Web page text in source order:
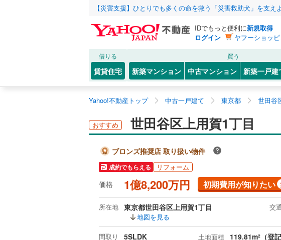
【災害支援】ひとりでも多くの命を救う「災害救助犬」を支え
IDでもっと便利に新規取得
ログイン
ヤフーショッ
借りる
賃貸住宅
買う
新築マンション 中古マンション 新築一戸建
Yahoo!不動産トップ 中古一戸建て 東京都 世田谷
おすすめ 世田谷区上用賀1丁目
ブロンズ推奨店 取り扱い物件
成約でもらえる リフォーム
価格 1億8,200万円 初期費用が知りたい
所在地 東京都世田谷区上用賀1丁目
地図を見る
交
間取り 5SLDK 土地面積 119.81m2 （登